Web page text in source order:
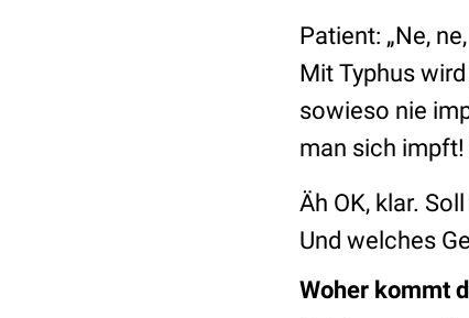
Patient: „Ne,
Mit Typhus
sowieso nie
man sich impft!
Äh OK, klar.
Und welches
Woher kommt